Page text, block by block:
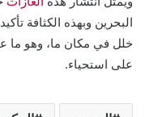
البحرين وبهذه الكثافة
خلل في مكان ما، وهو ما
على استحياء.